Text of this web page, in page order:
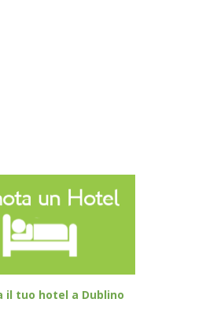
il tuo hotel a Dublino